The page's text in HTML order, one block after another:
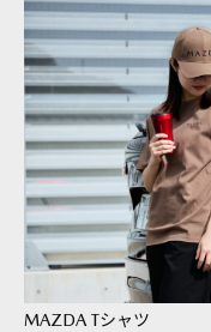
MAZDA Tシャツ